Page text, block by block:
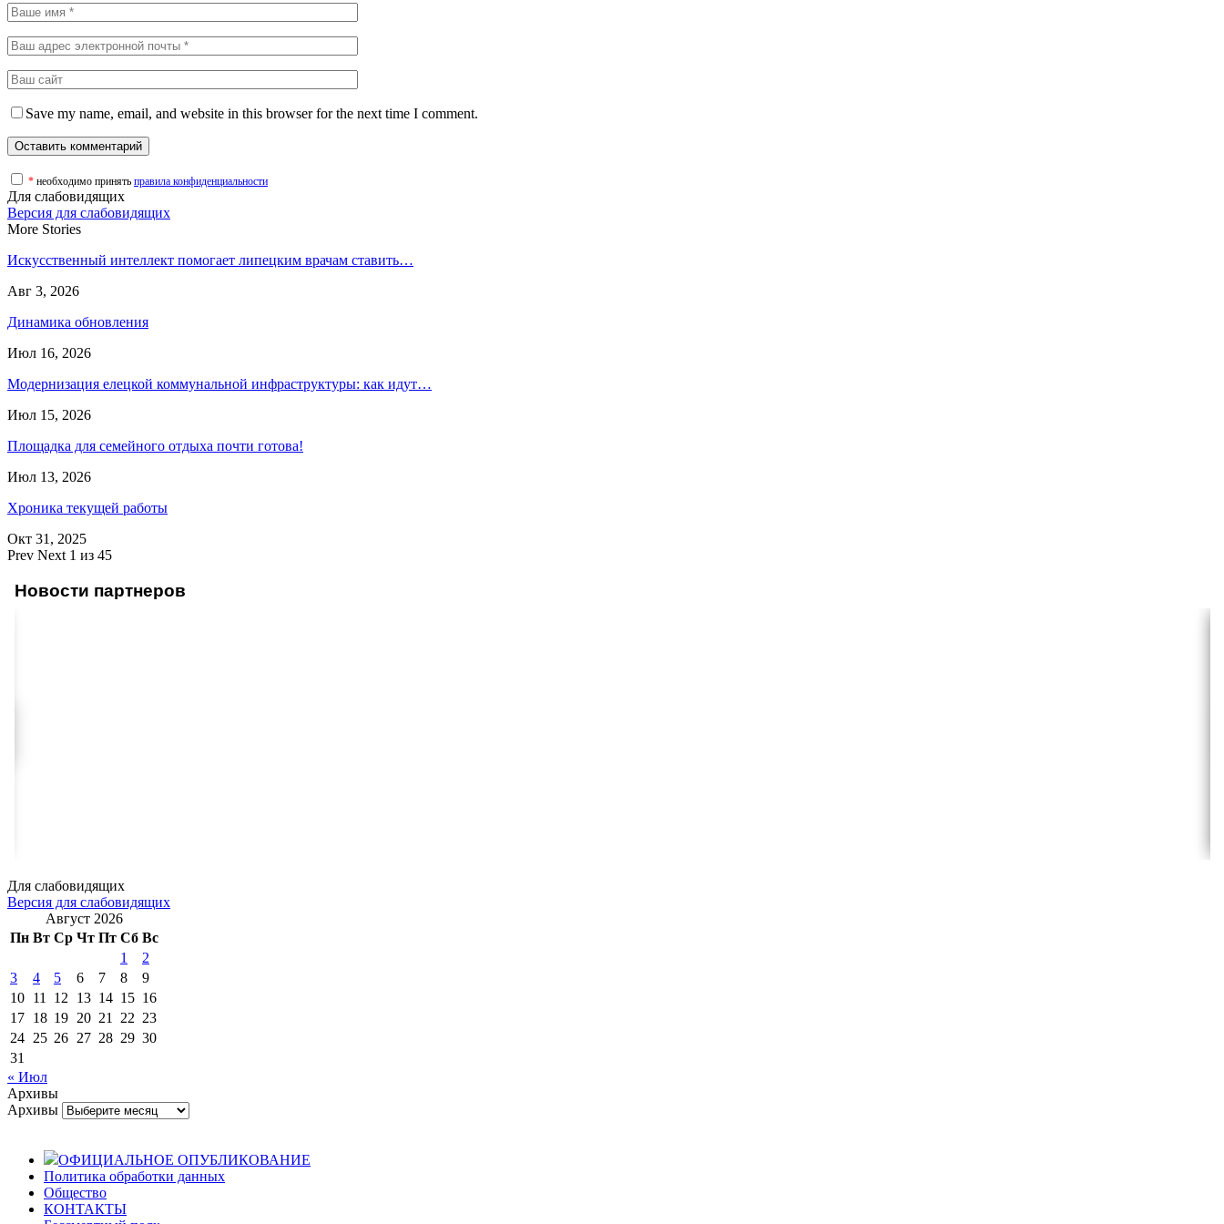
Save my name, email, and website in this browser for the next time I comment.
* необходимо принять правила конфиденциальности
Для слабовидящих
Версия для слабовидящих
More Stories
Искусственный интеллект помогает липецким врачам ставить…
Авг 3, 2026
Динамика обновления
Июл 16, 2026
Модернизация елецкой коммунальной инфраструктуры: как идут…
Июл 15, 2026
Площадка для семейного отдыха почти готова!
Июл 13, 2026
Хроника текущей работы
Окт 31, 2025
Prev Next 1 из 45
Новости партнеров
Для слабовидящих
Версия для слабовидящих
Август 2026
Пн Вт Ср Чт Пт Сб Вс
1
2
3
4 5 6 7 8
9
10 11 12 13 14 15 16
17 18 19 20 21 22 23
24 25 26 27 28 29 30
31
« Июл
Архивы
Архивы
ОФИЦИАЛЬНОЕ ОПУБЛИКОВАНИЕ
Политика обработки данных
Общество
КОНТАКТЫ